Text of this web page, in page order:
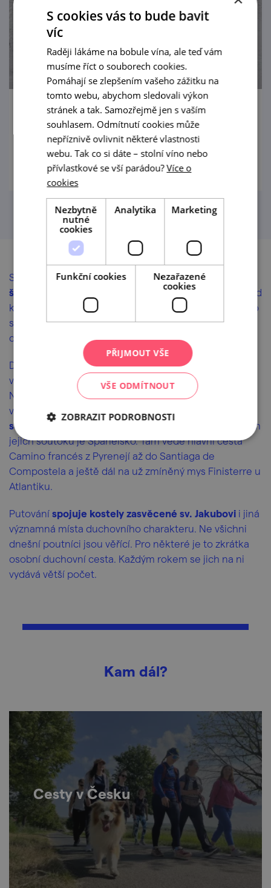
Švýcarsko
prohlédnout
Svatojakubská pouť vede z mnoha místEvropy na
španělské pobřeží do Santiaga de Compostela
. Odtud
kdysi středověcí poutníci pokračovali až na pobřeží do
sto kilometrů vzdálené Finistery, považované v té
době za konec světa (finis terrae).
Dnešní klasická Svatojakubská cesta začíná ve Francii
v městečku St. Jean Pied de Port pod Pyrenejemi.
Nástupní trasy na pouť jsou ale značeny i z mnohem
vzdálenějších míst různých států. Jako potoky a říčky
se Svatojakubské cesty vinou celou Evropou
. Místem
jejich soutoku je Španělsko. Tam vede hlavní cesta
Camino francés z Pyrenejí až do Santiaga de
Compostela a ještě dál na už zmíněný mys Finisterre u
Atlantiku.
Putování spojuje kostely zasvěcené sv. Jakubovi i jiná
významná místa duchovního charakteru. Ne všichni
dnešní poutníci jsou věřící. Pro některé je to zkrátka
osobní duchovní cesta. Každým rokem se jich na ni
vydává větší počet.
Kam dál?
Cesty v Česku
S cookies vás to bude bavit
víc
Raději lákáme na bobule vína, ale teď vám
musíme říct o souborech cookies.
Pomáhají se zlepšením vašeho zážitku na
tomto webu, abychom sledovali výkon
stránek a tak. Samozřejmě jen s vaším
souhlasem. Odmítnutí cookies může
nepříznivě ovlivnit některé vlastnosti
webu. Tak co si dáte – stolní víno nebo
přívlastkové se vší parádou?Více o
cookies
Nezbytně
nutné
cookies
Analytika Marketing
Funkční cookies
Nezařazené
cookies
PŘIJMOUT VŠE
VŠE ODMÍTNOUT
ZOBRAZIT PODROBNOSTI